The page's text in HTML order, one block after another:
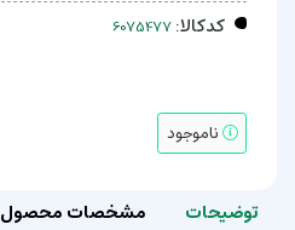
کدکالا:
ناموجود
توضیحات مشخصات محصول